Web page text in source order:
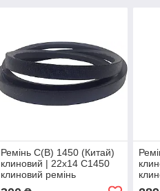
Ремінь С(В) 1450 (Китай)
клиновий | 22х14 C1450
клиновий ремінь